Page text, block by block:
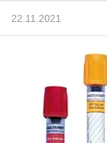
22.11.2021